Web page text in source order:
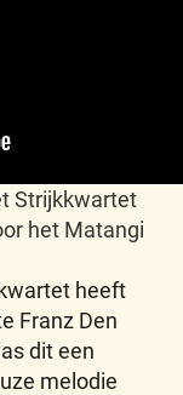
Strijkkwartet
het Matangi
heeft
Franz Den
dit een
melodie